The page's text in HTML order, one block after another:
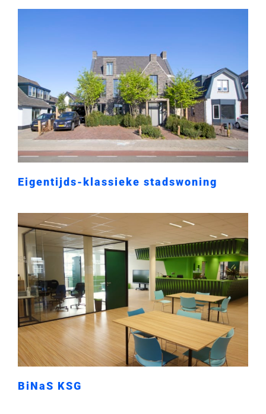
Eigentijds-klassieke stadswoning
BiNaS KSG